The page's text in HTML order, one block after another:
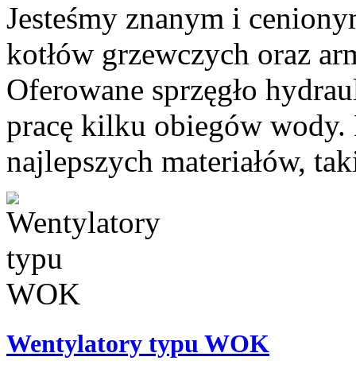
Jesteśmy znanym i
kotłów grzewczych oraz
Oferowane sprzęgło
pracę kilku obiegów wody.
najlepszych materiałów,
Wentylatory typu WOK